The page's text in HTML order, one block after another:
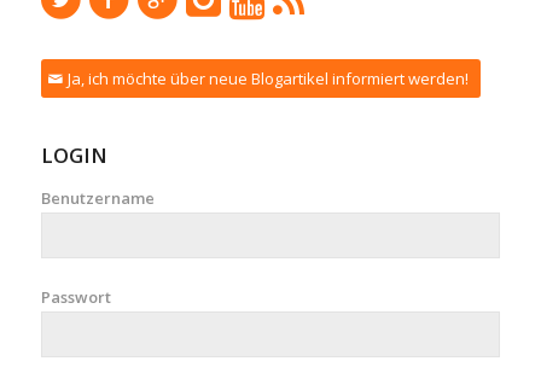
Ja, ich möchte über neue Blogartikel informiert werden!
LOGIN
Benutzername
Passwort